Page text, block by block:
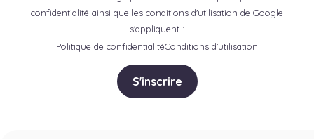
confidentialité ainsi que les conditions d'utilisation de Google
s'appliquent :
Politique de confidentialitéConditions d’utilisation
S'inscrire